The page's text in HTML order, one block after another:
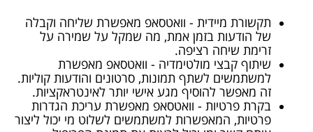
תקשורת מיידית - וואטסאפ מאפשרת שליחה וקבלה
של הודעות בזמן אמת, מה שמקל על שמירה על
זרימת שיחה רציפה.
שיתוף קבצי מולטימדיה - וואטסאפ מאפשרת
למשתמשים לשתף תמונות, סרטונים והודעות קוליות.
זה מאפשר להוסיף מגע אישי יותר לאינטראקציות.
בקרת פרטיות - וואטסאפ מאפשרת עריכת הגדרות
פרטיות, המאפשרות למשתמשים לשלוט מי יכול ליצור